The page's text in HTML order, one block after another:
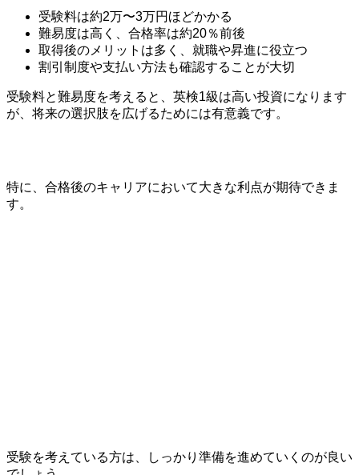
受験料は約2万〜3万円ほどかかる
難易度は高く、合格率は約20％前後
取得後のメリットは多く、就職や昇進に役立つ
割引制度や支払い方法も確認することが大切
受験料と難易度を考えると、英検1級は高い投資になります
が、将来の選択肢を広げるためには有意義です。
特に、合格後のキャリアにおいて大きな利点が期待できま
す。
受験を考えている方は、しっかり準備を進めていくのが良い